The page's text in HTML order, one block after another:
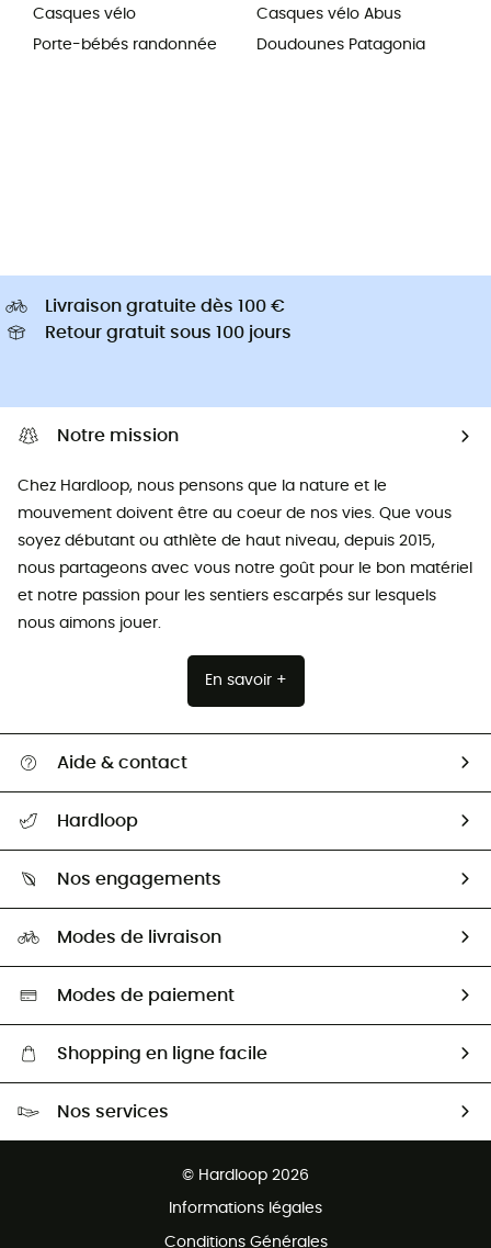
Casques vélo
Porte-bébés randonnée
Casques vélo Abus
Doudounes Patagonia
Livraison gratuite dès 100 €
Retour gratuit sous 100 jours
Notre mission
Chez Hardloop, nous pensons que la nature et le
mouvement doivent être au coeur de nos vies. Que vous
soyez débutant ou athlète de haut niveau, depuis 2015,
nous partageons avec vous notre goût pour le bon matériel
et notre passion pour les sentiers escarpés sur lesquels
nous aimons jouer.
En savoir +
Aide & contact
Retour & remboursement
Guide des tailles
Seconde Main
Aide & Contact
Hardloop
HardGuides
Nos engagements
Sélection éco-responsable
Modes de livraison
Modes de paiement
Shopping en ligne facile
Nos services
© Hardloop 2026
Informations légales
Conditions Générales